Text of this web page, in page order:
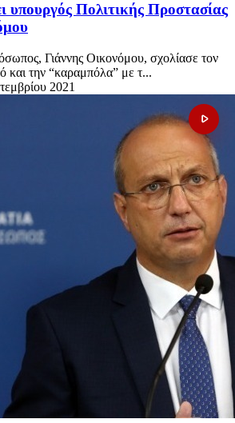
υπουργός Πολιτικής Προστασίας
Γιάννης Οικονόμου, σχολίασε τον
και την “καραμπόλα” με τ...
2021